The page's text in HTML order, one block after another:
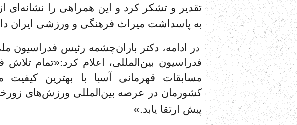
تقدیر و تشکر کرد و این همراهی را نشانه‌ای
به پاسداشت میراث فرهنگی و ورزشی ایران
در ادامه، دکتر باران‌چشمه رئیس فدراسیون
فدراسیون بین‌المللی، اعلام کرد:«تمام
مسابقات قهرمانی آسیا با بهترین
کشورمان در عرصه بین‌المللی ورزش‌های
پیش ارتقا یابد.»